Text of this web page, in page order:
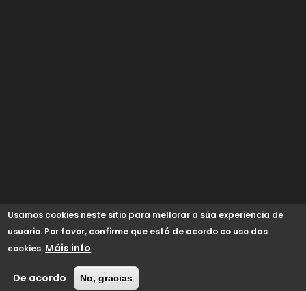
© 2024 Concello de Begonte /
Política de cookies
Usamos cookies neste sitio para mellorar a súa experiencia de
usuario. Por favor, confirme que está de acordo co uso das
cookies. Máis info
De acordo No, gracias